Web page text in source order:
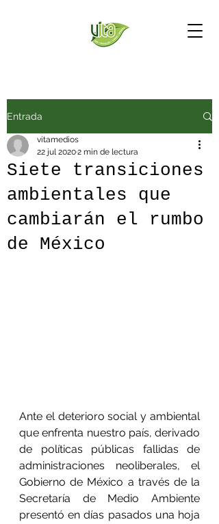
Entrada
Siete transiciones
ambientales que
cambiarán el rumbo
de México
vitamedios
22 jul 20202 min de lectura
Ante el deterioro social y ambiental
que enfrenta nuestro país, derivado
de políticas públicas fallidas de
administraciones neoliberales, el
Gobierno de México a través de la
Secretaría de Medio Ambiente
presentó en días pasados una hoja